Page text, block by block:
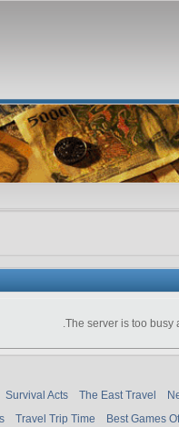
The server is too busy
Survival Acts The East Travel
Travel Trip Time Best Games Of